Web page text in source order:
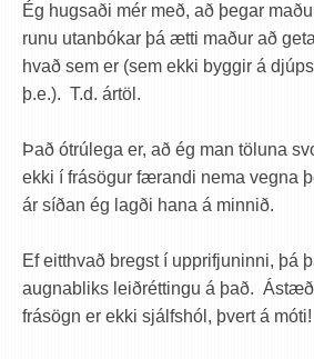
Ég hugsaði mér með, að þegar
runu utanbókar þá ætti maður að
hvað sem er (sem ekki byggir á
þ.e.). T.d. ártöl.
Það ótrúlega er, að ég man töluna
ekki í frásögur færandi nema vegna
ár síðan ég lagði hana á minnið.
Ef eitthvað bregst í upprifjuninni, þá
augnabliks leiðréttingu á það.
frásögn er ekki sjálfshól, þvert á móti!